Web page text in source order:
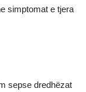
simptomat e tjera
sepse dredhëzat